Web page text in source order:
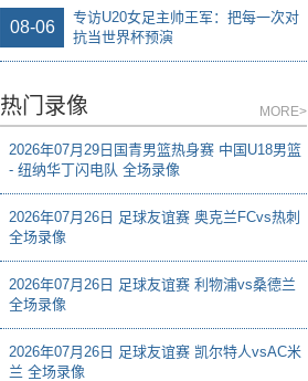
08-06
专访U20女足主帅王军：把每一次对
抗当世界杯预演
热门录像 MORE>
2026年07月29日国青男篮热身赛 中国U18男篮
- 纽纳华丁闪电队 全场录像
2026年07月26日 足球友谊赛 奥克兰FCvs热刺
全场录像
2026年07月26日 足球友谊赛 利物浦vs桑德兰
全场录像
2026年07月26日 足球友谊赛 凯尔特人vsAC米
兰 全场录像